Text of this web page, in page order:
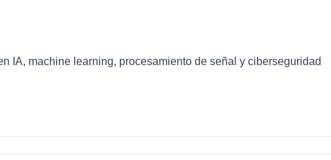
IA, machine learning, procesamiento de señal y ciberseguridad